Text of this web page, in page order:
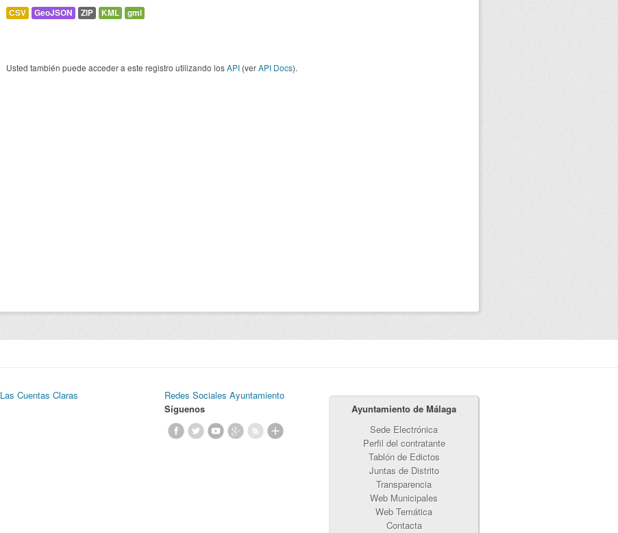
CSV GeoJSON ZIP KML gml
Usted también puede acceder a este registro utilizando losAPI (verAPI Docs).
Las Cuentas Claras
Redes Sociales Ayuntamiento
Síguenos
Ayuntamiento de Málaga
Sede Electrónica
Perfil del contratante
Tablón de Edictos
Juntas de Distrito
Transparencia
Web Municipales
Web Temática
Contacta